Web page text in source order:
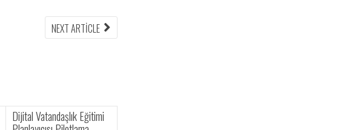
NEXT ARTICLE
Dijital Vatandaşlık Eğitimi